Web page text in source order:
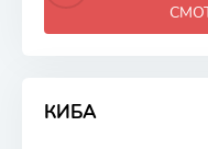
КИБА